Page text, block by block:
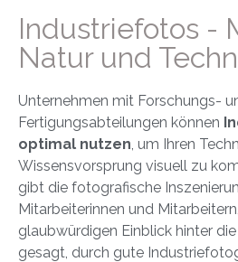
Industriefotos -
Natur und
Unternehmen mit Forschungs-
Fertigungsabteilungen können
optimal nutzen , um Ihren
Wissensvorsprung visuell zu
gibt die fotografische
Mitarbeiterinnen und
glaubwürdigen Einblick hinter
gesagt, durch gute